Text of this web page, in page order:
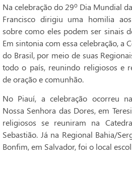
Na celebração do 29º Dia Mundial
Francisco dirigiu uma homilia
sobre como eles podem ser sinais
Em sintonia com essa celebração, a
do Brasil, por meio de suas
todo o país, reunindo religiosos e
de oração e comunhão.
No Piauí, a celebração ocorreu
Nossa Senhora das Dores, em
religiosos se reuniram na
Sebastião. Já na Regional Bahia/
Bonfim, em Salvador, foi o local